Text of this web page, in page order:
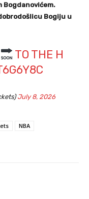
Bogdanovićem.
Bogiju u
TO THE H
July 8, 2026
NBA